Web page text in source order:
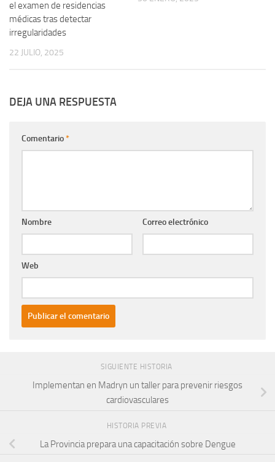
el examen de residencias
médicas tras detectar
irregularidades
22 JULIO, 2025
DEJA UNA RESPUESTA
Comentario*
Nombre Correo electrónico
Web
SIGUIENTE HISTORIA
Implementan en Madryn un taller para prevenir riesgos
cardiovasculares
HISTORIA PREVIA
La Provincia prepara una capacitación sobre Dengue